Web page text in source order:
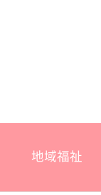
地域福祉